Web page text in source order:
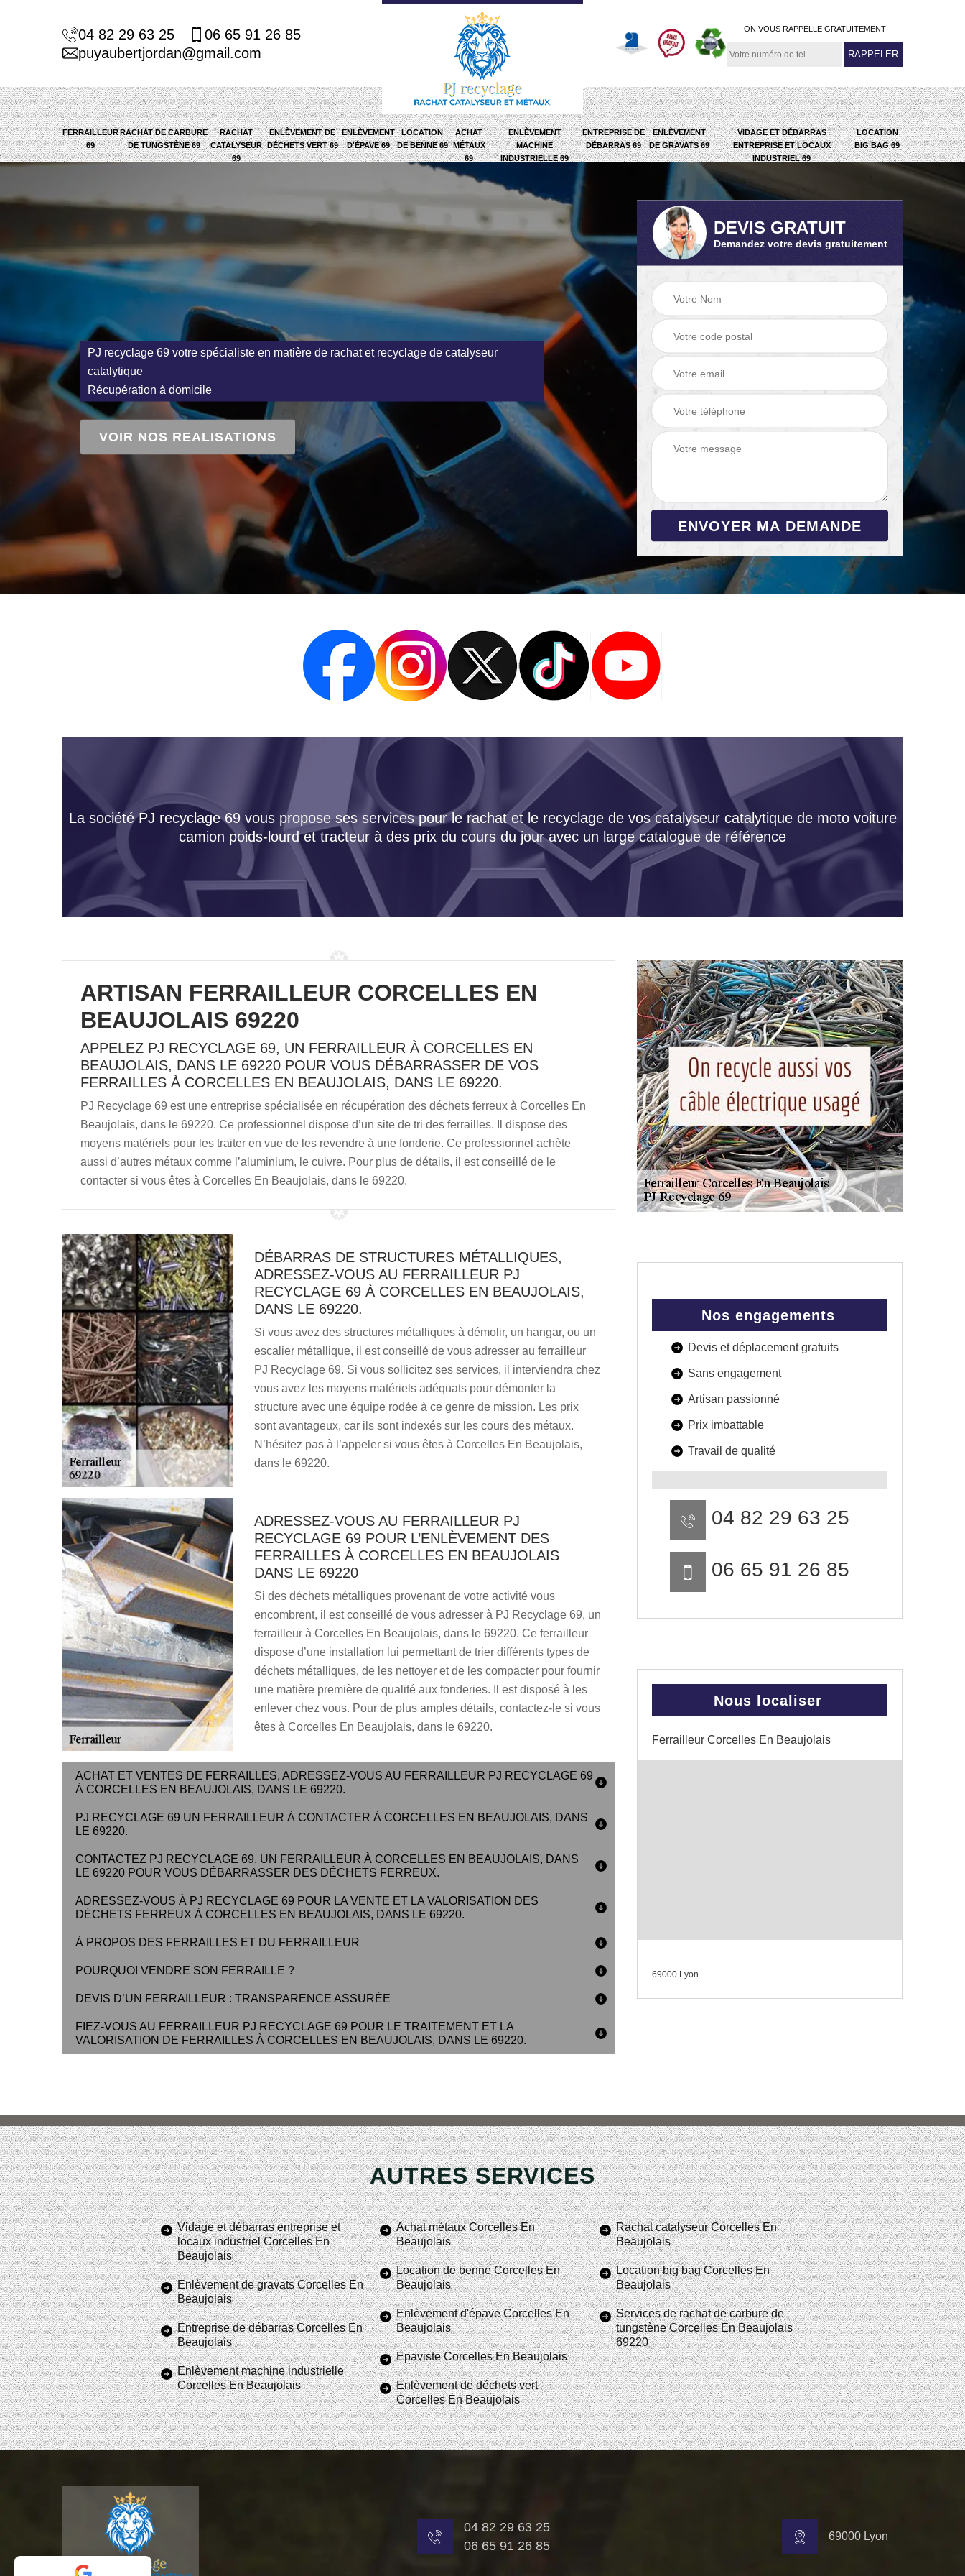
04 82 29 63 25
06 65 91 26 85
puyaubertjordan@gmail.com
ON VOUS RAPPELLE GRATUITEMENT
FERRAILLEUR
69
RACHAT DE CARBURE
DE TUNGSTÈNE 69
RACHAT
CATALYSEUR
69
ENLÈVEMENT DE
DÉCHETS VERT 69
ENLÈVEMENT
D'ÉPAVE 69
LOCATION
DE BENNE 69
ACHAT
MÉTAUX
69
ENLÈVEMENT
MACHINE
INDUSTRIELLE 69
ENTREPRISE DE
DÉBARRAS 69
ENLÈVEMENT
DE GRAVATS 69
VIDAGE ET DÉBARRAS
ENTREPRISE ET LOCAUX
INDUSTRIEL 69
LOCATION
BIG BAG 69
PJ recyclage 69 votre spécialiste en matière de rachat et recyclage de catalyseur
catalytique
Récupération à domicile
VOIR NOS REALISATIONS
DEVIS GRATUIT
Demandez votre devis gratuitement
La société PJ recyclage 69 vous propose ses services pour le rachat et le recyclage de vos catalyseur catalytique de moto voiture
camion poids-lourd et tracteur à des prix du cours du jour avec un large catalogue de référence
ARTISAN FERRAILLEUR CORCELLES EN
BEAUJOLAIS 69220
APPELEZ PJ RECYCLAGE 69, UN FERRAILLEUR À CORCELLES EN
BEAUJOLAIS, DANS LE 69220 POUR VOUS DÉBARRASSER DE VOS
FERRAILLES À CORCELLES EN BEAUJOLAIS, DANS LE 69220.
PJ Recyclage 69 est une entreprise spécialisée en récupération des déchets ferreux à Corcelles En
Beaujolais, dans le 69220. Ce professionnel dispose d’un site de tri des ferrailles. Il dispose des
moyens matériels pour les traiter en vue de les revendre à une fonderie. Ce professionnel achète
aussi d’autres métaux comme l’aluminium, le cuivre. Pour plus de détails, il est conseillé de le
contacter si vous êtes à Corcelles En Beaujolais, dans le 69220.
DÉBARRAS DE STRUCTURES MÉTALLIQUES,
ADRESSEZ-VOUS AU FERRAILLEUR PJ
RECYCLAGE 69 À CORCELLES EN BEAUJOLAIS,
DANS LE 69220.
Si vous avez des structures métalliques à démolir, un hangar, ou un
escalier métallique, il est conseillé de vous adresser au ferrailleur
PJ Recyclage 69. Si vous sollicitez ses services, il interviendra chez
vous avez les moyens matériels adéquats pour démonter la
structure avec une équipe rodée à ce genre de mission. Les prix
sont avantageux, car ils sont indexés sur les cours des métaux.
N’hésitez pas à l’appeler si vous êtes à Corcelles En Beaujolais,
dans le 69220.
ADRESSEZ-VOUS AU FERRAILLEUR PJ
RECYCLAGE 69 POUR L’ENLÈVEMENT DES
FERRAILLES À CORCELLES EN BEAUJOLAIS
DANS LE 69220
Si des déchets métalliques provenant de votre activité vous
encombrent, il est conseillé de vous adresser à PJ Recyclage 69, un
ferrailleur à Corcelles En Beaujolais, dans le 69220. Ce ferrailleur
dispose d’une installation lui permettant de trier différents types de
déchets métalliques, de les nettoyer et de les compacter pour fournir
une matière première de qualité aux fonderies. Il est disposé à les
enlever chez vous. Pour de plus amples détails, contactez-le si vous
êtes à Corcelles En Beaujolais, dans le 69220.
ACHAT ET VENTES DE FERRAILLES, ADRESSEZ-VOUS AU FERRAILLEUR PJ RECYCLAGE 69
À CORCELLES EN BEAUJOLAIS, DANS LE 69220.
PJ RECYCLAGE 69 UN FERRAILLEUR À CONTACTER À CORCELLES EN BEAUJOLAIS, DANS
LE 69220.
CONTACTEZ PJ RECYCLAGE 69, UN FERRAILLEUR À CORCELLES EN BEAUJOLAIS, DANS
LE 69220 POUR VOUS DÉBARRASSER DES DÉCHETS FERREUX.
ADRESSEZ-VOUS À PJ RECYCLAGE 69 POUR LA VENTE ET LA VALORISATION DES
DÉCHETS FERREUX À CORCELLES EN BEAUJOLAIS, DANS LE 69220.
À PROPOS DES FERRAILLES ET DU FERRAILLEUR
POURQUOI VENDRE SON FERRAILLE ?
DEVIS D’UN FERRAILLEUR : TRANSPARENCE ASSURÉE
FIEZ-VOUS AU FERRAILLEUR PJ RECYCLAGE 69 POUR LE TRAITEMENT ET LA
VALORISATION DE FERRAILLES À CORCELLES EN BEAUJOLAIS, DANS LE 69220.
Nos engagements
Devis et déplacement gratuits
Sans engagement
Artisan passionné
Prix imbattable
Travail de qualité
04 82 29 63 25
06 65 91 26 85
Nous localiser
Ferrailleur Corcelles En Beaujolais
69000 Lyon
AUTRES SERVICES
Vidage et débarras entreprise et
locaux industriel Corcelles En
Beaujolais
Enlèvement de gravats Corcelles En
Beaujolais
Entreprise de débarras Corcelles En
Beaujolais
Enlèvement machine industrielle
Corcelles En Beaujolais
Achat métaux Corcelles En
Beaujolais
Location de benne Corcelles En
Beaujolais
Enlèvement d'épave Corcelles En
Beaujolais
Epaviste Corcelles En Beaujolais
Enlèvement de déchets vert
Corcelles En Beaujolais
Rachat catalyseur Corcelles En
Beaujolais
Location big bag Corcelles En
Beaujolais
Services de rachat de carbure de
tungstène Corcelles En Beaujolais
69220
04 82 29 63 25
06 65 91 26 85
69000 Lyon